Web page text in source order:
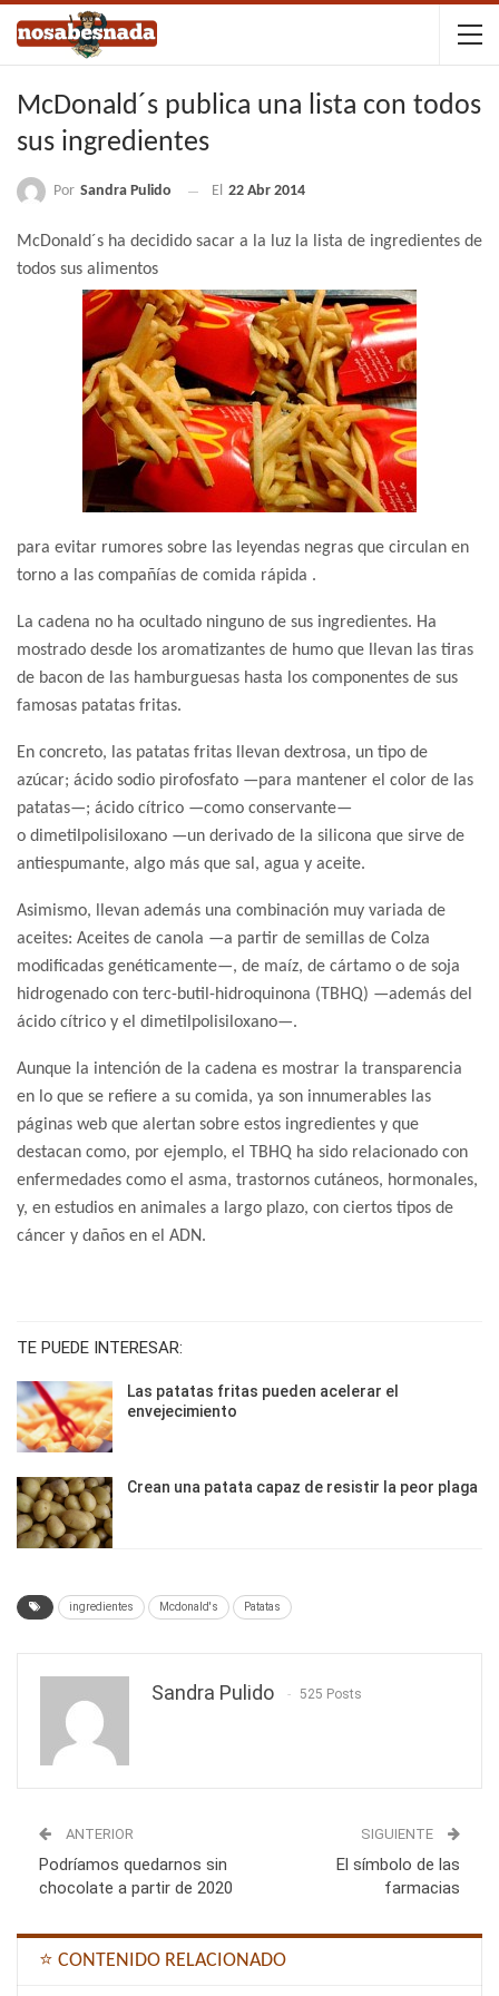
McDonald´s publica una lista con todos
sus ingredientes
Por Sandra Pulido El 22 Abr 2014
McDonald´s ha decidido sacar a la luz la lista de ingredientes de
todos sus alimentos
para evitar rumores sobre las leyendas negras que circulan en
torno a las compañías de comida rápida .
La cadena no ha ocultado ninguno de sus ingredientes. Ha
mostrado desde los aromatizantes de humo que llevan las tiras
de bacon de las hamburguesas hasta los componentes de sus
famosas patatas fritas.
En concreto, las patatas fritas llevan dextrosa, un tipo de
azúcar; ácido sodio pirofosfato —para mantener el color de las
patatas—; ácido cítrico —como conservante—
o dimetilpolisiloxano —un derivado de la silicona que sirve de
antiespumante, algo más que sal, agua y aceite.
Asimismo, llevan además una combinación muy variada de
aceites: Aceites de canola —a partir de semillas de Colza
modificadas genéticamente—, de maíz, de cártamo o de soja
hidrogenado con terc-butil-hidroquinona (TBHQ) —además del
ácido cítrico y el dimetilpolisiloxano—.
Aunque la intención de la cadena es mostrar la transparencia
en lo que se refiere a su comida, ya son innumerables las
páginas web que alertan sobre estos ingredientes y que
destacan como, por ejemplo, el TBHQ ha sido relacionado con
enfermedades como el asma, trastornos cutáneos, hormonales,
y, en estudios en animales a largo plazo, con ciertos tipos de
cáncer y daños en el ADN.
TE PUEDE INTERESAR:
Las patatas fritas pueden acelerar el
envejecimiento
Crean una patata capaz de resistir la peor plaga
ingredientes Mcdonald's Patatas
Sandra Pulido 525 Posts
ANTERIOR
Podríamos quedarnos sin
chocolate a partir de 2020
SIGUIENTE
El símbolo de las
farmacias
⭐ CONTENIDO RELACIONADO